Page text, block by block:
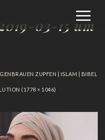
03-15 um
ZUPFEN | ISLAM | BIBEL
(1778 × 1046)